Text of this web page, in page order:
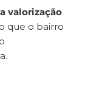
valorização
que o bairro